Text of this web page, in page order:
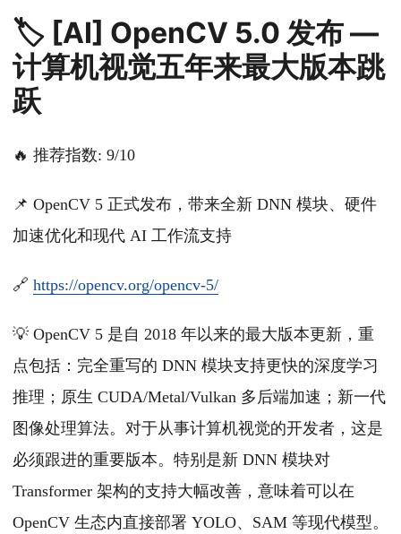
🏷️ [AI] OpenCV 5.0 发布 —
计算机视觉五年来最大版本跳
跃
🔥 推荐指数: 9/10
📌 OpenCV 5 正式发布，带来全新 DNN 模块、硬件
加速优化和现代 AI 工作流支持
🔗 https://opencv.org/opencv-5/
💡 OpenCV 5 是自 2018 年以来的最大版本更新，重
点包括：完全重写的 DNN 模块支持更快的深度学习
推理；原生 CUDA/Metal/Vulkan 多后端加速；新一代
图像处理算法。对于从事计算机视觉的开发者，这是
必须跟进的重要版本。特别是新 DNN 模块对
Transformer 架构的支持大幅改善，意味着可以在
OpenCV 生态内直接部署 YOLO、SAM 等现代模型。